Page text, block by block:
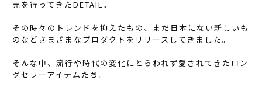
売を行ってきたDETAIL。
その時々のトレンドを抑えたもの、まだ日本にない新しいも
のなどさまざまなプロダクトをリリースしてきました。
そんな中、流行や時代の変化にとらわれず愛されてきたロン
グセラーアイテムたち。